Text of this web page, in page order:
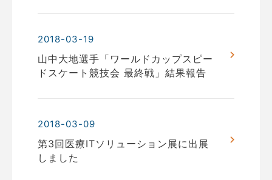
2018-03-19
山中大地選手「ワールドカップスピー
ドスケート競技会 最終戦」結果報告
2018-03-09
第3回医療ITソリューション展に出展
しました